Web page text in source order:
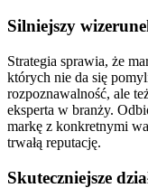
Silniejszy
Strategia sprawia, że
których nie da się
rozpoznawalność, ale
eksperta w branży.
markę z konkretnymi
trwałą reputację.
Skuteczniejsze